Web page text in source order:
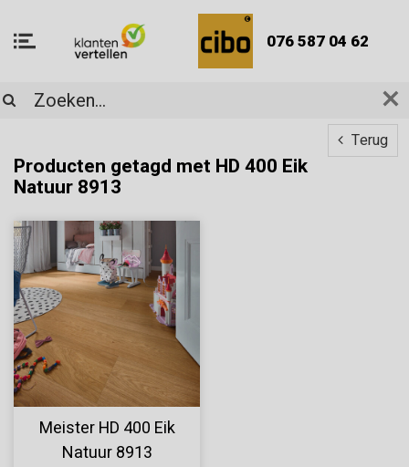
076 587 04 62
Terug
Producten getagd met HD 400 Eik
Natuur 8913
Meister HD 400 Eik
Natuur 8913